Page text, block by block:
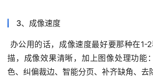
3、成像速度
办公用的话，成像速度最好要那种在1-2
描，成像效果清晰，加上图像处理功能
色、纠偏裁边、智能分页、补齐缺角、去